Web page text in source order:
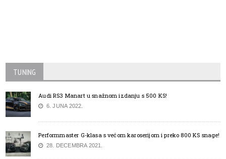
TUNING
Audi RS3 Manart u snažnom izdanju s 500 KS!
6. JUNA 2022.
Performmaster G-klasa s većom karoserijom i preko 800 KS snage!
28. DECEMBRA 2021.